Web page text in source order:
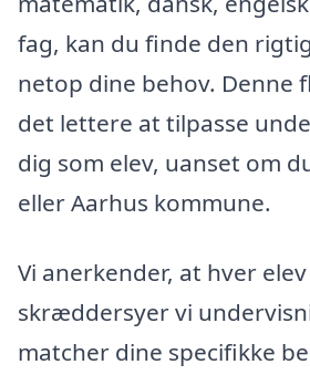
fag, kan du finde den
netop dine behov. Denne
det lettere at tilpasse
dig som elev, uanset om
eller Aarhus kommune.
Vi anerkender, at hver
skræddersyer vi
matcher dine specifikke